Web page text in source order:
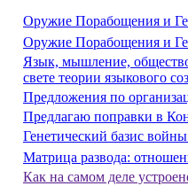
Оружие Порабощения и
Оружие Порабощения и
Язык, мышление,
свете теории языкового
Предложения по
Предлагаю поправки в
Генетический базис
Матрица развода:
Как на самом деле